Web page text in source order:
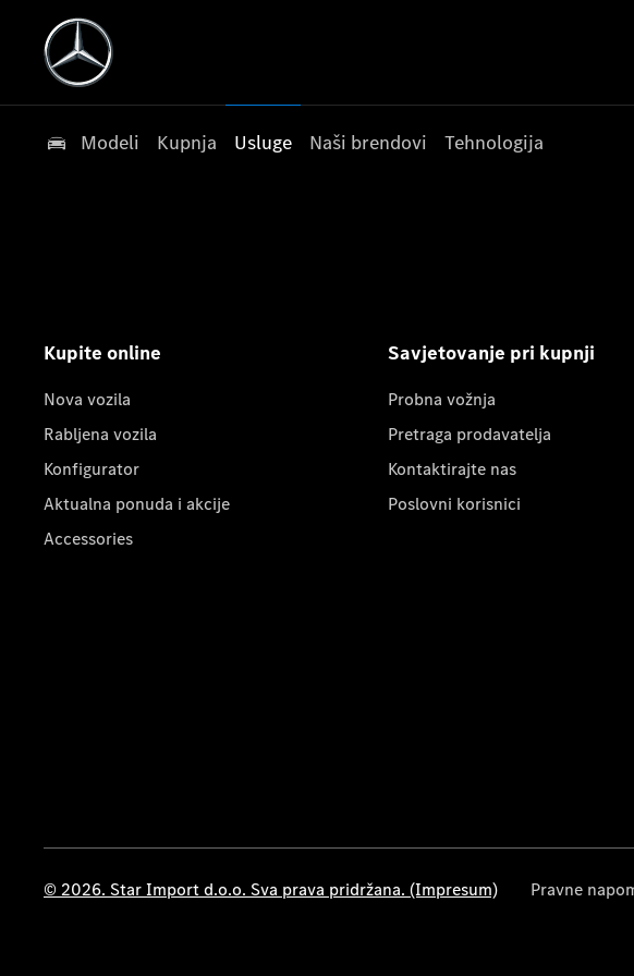
Modeli Kupnja Usluge Naši brendovi Tehnologija
Kupite online
Nova vozila
Rabljena vozila
Konfigurator
Aktualna ponuda i akcije
Accessories
Savjetovanje pri kupnji
Probna vožnja
Pretraga prodavatelja
Kontaktirajte nas
Poslovni korisnici
© 2026. Star Import d.o.o. Sva prava pridržana. (Impresum) Pravne